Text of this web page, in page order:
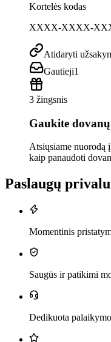
Kortelės kodas
XXXX-XXXX-
Atidaryti
Gautieji1
3 žingsnis
Gaukite
Atsiųsiame nuorodą
kaip panaudoti
Paslaugų
Momentinis
Saugūs ir patikimi
Dedikuota